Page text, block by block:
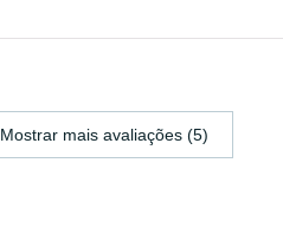
Mostrar mais avaliações (5)